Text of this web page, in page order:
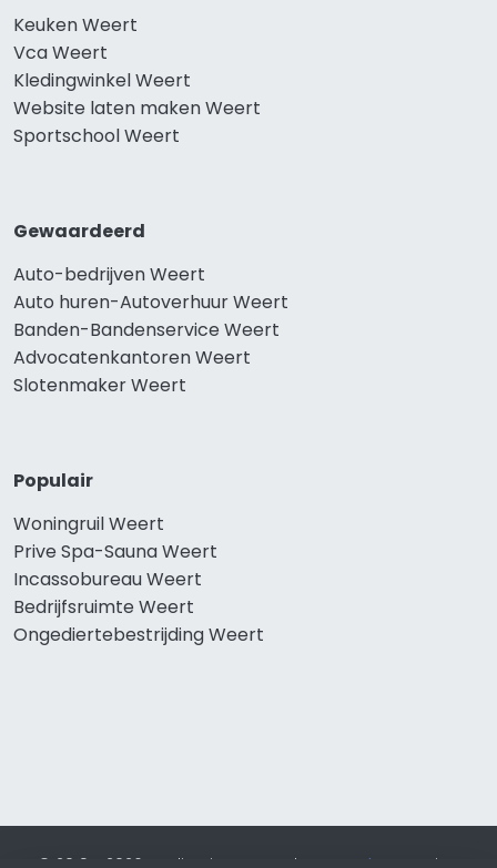
Keuken Weert
Vca Weert
Kledingwinkel Weert
Website laten maken Weert
Sportschool Weert
Gewaardeerd
Auto-bedrijven Weert
Auto huren-Autoverhuur Weert
Banden-Bandenservice Weert
Advocatenkantoren Weert
Slotenmaker Weert
Populair
Woningruil Weert
Prive Spa-Sauna Weert
Incassobureau Weert
Bedrijfsruimte Weert
Ongediertebestrijding Weert